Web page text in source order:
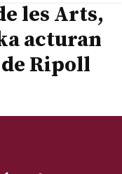
les Arts,
acturan
Ripoll